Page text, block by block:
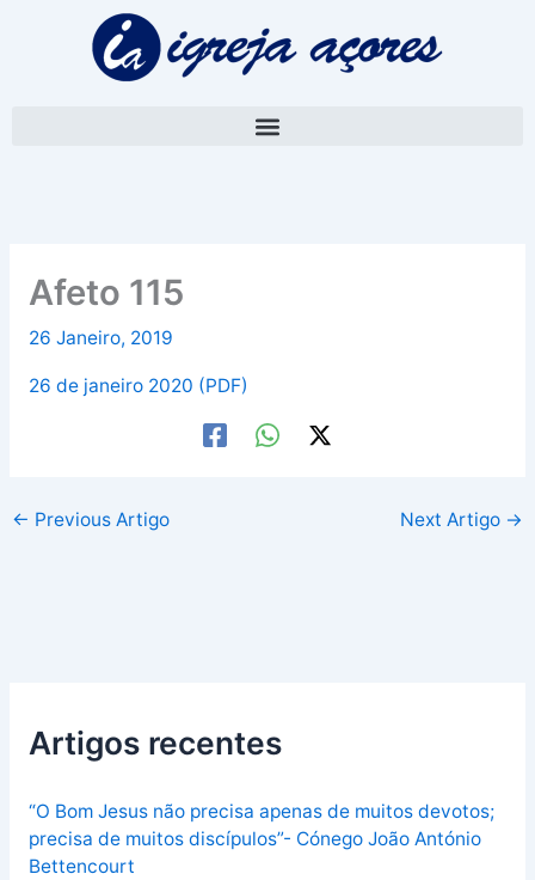
Afeto 115
26 Janeiro, 2019
26 de janeiro 2020 (PDF)
← Previous Artigo Next Artigo →
Artigos recentes
“O Bom Jesus não precisa apenas de muitos devotos;
precisa de muitos discípulos”- Cónego João António
Bettencourt